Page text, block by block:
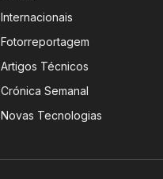
Internacionais
Fotorreportagem
Artigos Técnicos
Crónica Semanal
Novas Tecnologias